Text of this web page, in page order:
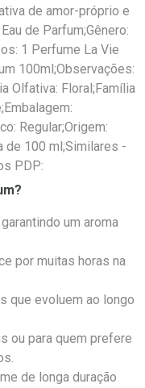
de amor-próprio e
de Parfum;Gênero:
1 Perfume La Vie
100ml;Observações:
Olfativa: Floral;Família
Regular;Origem:
de 100 ml;Similares -
PDP:
um aroma
por muitas horas na
que evoluem ao longo
ou para quem prefere
de longa duração